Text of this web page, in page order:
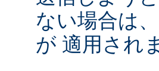
ない場合は
が 適用され